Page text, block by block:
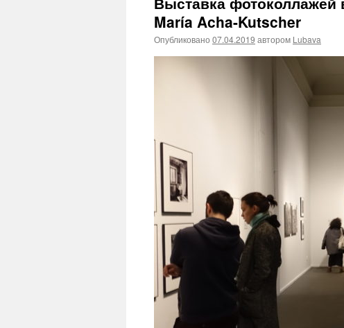
María Acha-Kutscher
Опубликовано 07.04.2019 автором Lubava